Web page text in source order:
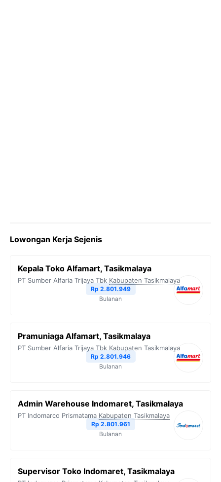
Lowongan Kerja Sejenis
Kepala Toko Alfamart, Tasikmalaya
PT Sumber Alfaria Trijaya Tbk Kabupaten Tasikmalaya
Rp 2.801.949
Bulanan
Pramuniaga Alfamart, Tasikmalaya
PT Sumber Alfaria Trijaya Tbk Kabupaten Tasikmalaya
Rp 2.801.946
Bulanan
Admin Warehouse Indomaret, Tasikmalaya
PT Indomarco Prismatama Kabupaten Tasikmalaya
Rp 2.801.961
Bulanan
Supervisor Toko Indomaret, Tasikmalaya